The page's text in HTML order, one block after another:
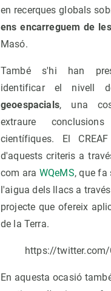
en recerques globals
ens encarreguem de
Masó.
També s'hi han
identificar el nivell
geoespacials, una
extraure
científiques. El
d'aquests criteris a
com ara WQeMS, que fa
l'aigua dels llacs a
projecte que ofereix
de la Terra.
https://twitter.com/
En aquesta ocasió